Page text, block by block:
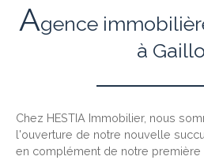
Agence
à
Chez HESTIA Immobilier, nous
l'ouverture de notre nouvelle
en complément de notre première